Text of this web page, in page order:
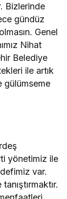
Bizlerinde
gündüz
Genel
Nihat
Belediye
ile artık
gülümseme
yönetimiz ile
var.